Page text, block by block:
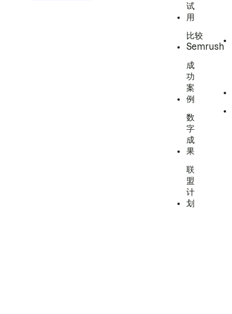
试
用
比较
Semrush
成
功
案
例
数
字
成
果
联
盟
计
划